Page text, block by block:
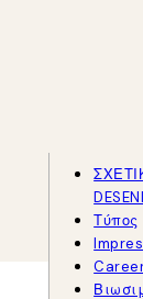
Τύπος